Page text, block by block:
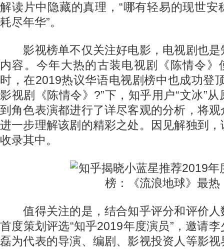
解读片中隐藏的真理，“哪有轻易的现世安
耗尽年华”。
影视榜单不仅关注好电影，电视剧也是
内容。今年大热的古装电视剧《陈情令》
时，在2019热议华语电视剧榜中也成功登
影视剧《陈情令》?”下，知乎用户“文冰”
到角色表演都进行了详尽客观的分析，将
进一步理解该剧的精彩之处。因见解独到
收录其中。
值得关注的是，结合知乎评分和评价人
首度策划评选“知乎2019年度演员”，邀请
磊为代表的导演、编剧、影视投资人等影